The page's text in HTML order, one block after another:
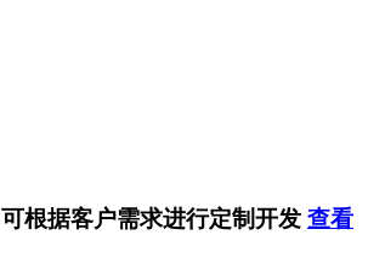
可根据客户需求进行定制开发 查看